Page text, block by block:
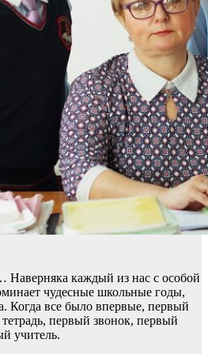
Наверняка каждый из нас с особой
чудесные школьные годы,
Когда все было впервые, первый
первый звонок, первый
учитель.